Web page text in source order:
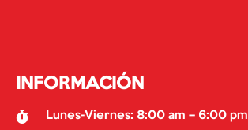
INFORMACIÓN
Lunes-Viernes: 8:00 am – 6:00 pm